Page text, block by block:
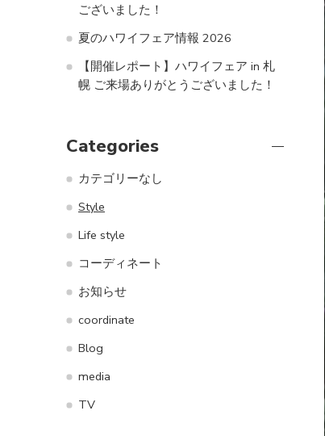
ございました！
夏のハワイフェア情報 2026
【開催レポート】ハワイフェア in 札
幌 ご来場ありがとうございました！
Categories
カテゴリーなし
Style
Life style
コーディネート
お知らせ
coordinate
Blog
media
TV